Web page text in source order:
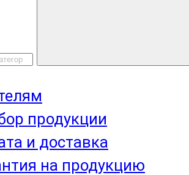
продукции
и доставка
на продукцию